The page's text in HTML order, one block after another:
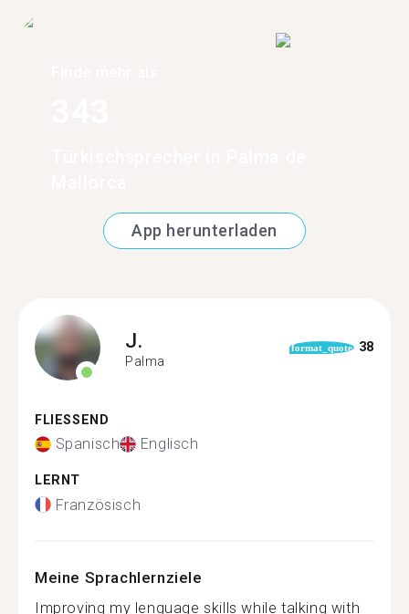
App herunterladen
J.
Palma
format_quote 38
FLIESSEND
Spanisch Englisch
LERNT
Französisch
Meine Sprachlernziele
Improving my lenguage skills while talking with